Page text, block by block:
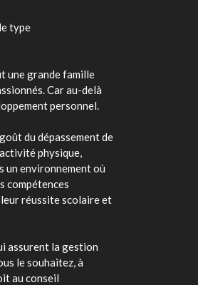
type
une grande famille
Car au-delà
personnel.
du dépassement de
physique,
un environnement où
compétences
réussite scolaire et
assurent la gestion
le souhaitez, à
au conseil